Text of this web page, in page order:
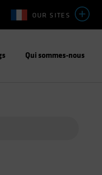
OUR SITES
Qui sommes-nous